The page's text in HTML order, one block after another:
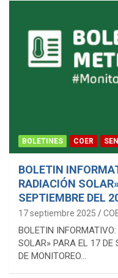
BOLETINES COER
BOLETIN
RADIACIÓN
SEPTIEMBRE DEL
17 septiembre 2025
BOLETIN
SOLAR» PARA EL 17 DE
DE MONITOREO…